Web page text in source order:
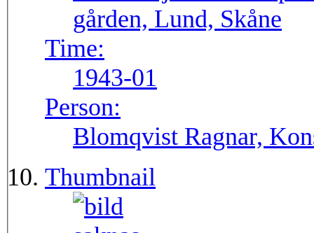
gården, Lund, Skåne
Time:
1943-01
Person:
Blomqvist Ragnar,
Thumbnail